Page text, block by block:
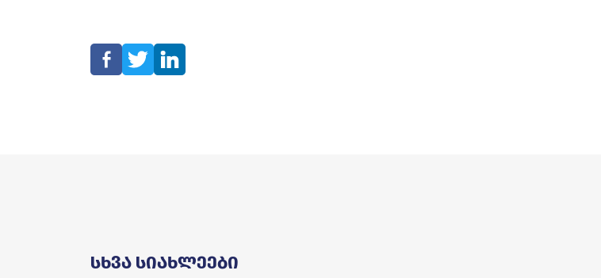
Სხვა Სიახლეები